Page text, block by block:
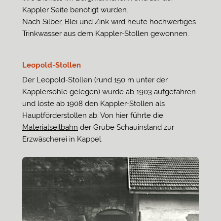
Kappler Seite benötigt wurden.
Nach Silber, Blei und Zink wird heute hochwertiges
Trinkwasser aus dem Kappler-Stollen gewonnen.
Leopold-Stollen
Der Leopold-Stollen (rund 150 m unter der
Kapplersohle gelegen) wurde ab 1903 aufgefahren
und löste ab 1908 den Kappler-Stollen als
Hauptförderstollen ab. Von hier führte die
Materialseilbahn der Grube Schauinsland zur
Erzwäscherei in Kappel.